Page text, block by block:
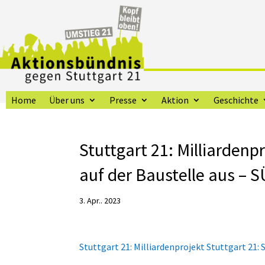
Home Über uns Presse Aktion Geschichte
Stuttgart 21:
auf der Baustelle aus –
3. Apr.. 2023
Stuttgart 21: Milliardenprojekt Stuttgart 21: